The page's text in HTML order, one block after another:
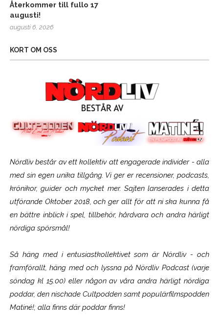
Återkommer till fullo 17
augusti!
augusti 6, 2026
KORT OM OSS
Nördliv består av ett kollektiv att engagerade individer - alla
med sin egen unika tillgång. Vi ger er recensioner, podcasts,
krönikor, guider och mycket mer. Sajten lanserades i detta
utförande Oktober 2018, och ger allt för att ni ska kunna få
en bättre inblick i spel, tillbehör, hårdvara och andra härligt
nördiga spörsmål!
Så häng med i entusiastkollektivet som ärNördliv- och
framförallt, häng med och lyssna på Nördliv Podcast (varje
söndag kl 15.00) eller någon av våra andra härligt nördiga
poddar, den nischade Cultpodden samt populärfilmspodden
Matiné!; alla finns där poddar finns!